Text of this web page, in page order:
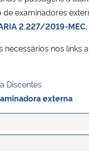
examinadores
2.227/2019-MEC.
nos links
Discentes
externa